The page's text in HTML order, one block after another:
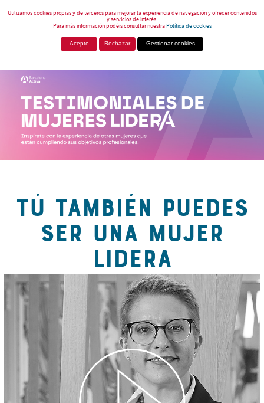
Utilizamos cookies propias y de terceros para mejorar la experiencia de navegación y ofrecer contenidos
y servicios de interés.
Para más información podéis consultar nuestraPolítica de cookies
Acepto Rechazar Gestionar cookies
TÚ TAMBIÉN PUEDES
SER UNA MUJER
LIDERA